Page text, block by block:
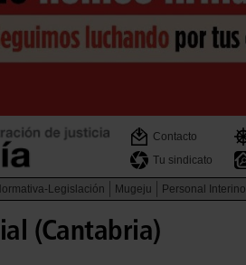
Contacto
Tu sindicato
Legislación Mugeju Personal Interino
(Cantabria)